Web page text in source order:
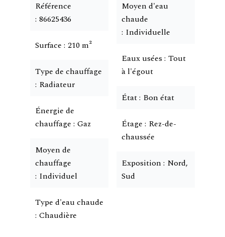
Référence
86625436
Surface 210 m²
Type de chauffage
Radiateur
Énergie de
chauffage Gaz
Moyen de
chauffage
Individuel
Type d'eau chaude
Chaudière
Moyen d'eau
chaude
Individuelle
Eaux usées Tout
à l'égout
État Bon état
Étage Rez-de-
chaussée
Exposition Nord,
Sud